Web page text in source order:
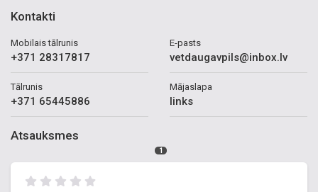
Kontakti
Mobilais tālrunis
+371 28317817
Tālrunis
+371 65445886
E-pasts
vetdaugavpils@inbox.lv
Mājaslapa
links
Atsauksmes
1